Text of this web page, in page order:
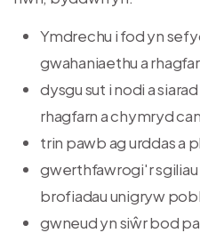
Ymdrechu i fod yn
gwahaniaethu a
dysgu sut i nodi a
rhagfarn a chymryd
trin pawb ag urddas a
gwerthfawrogi'r
brofiadau unigryw
gwneud yn siŵr bod